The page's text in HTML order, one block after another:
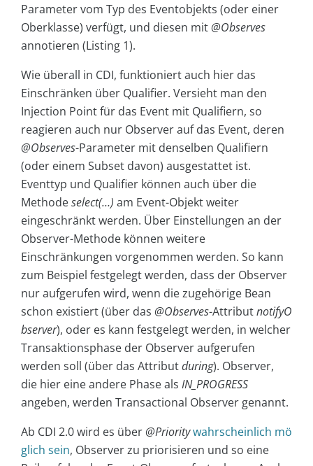
Parameter vom Typ des Eventobjekts (oder einer
Oberklasse) verfügt, und diesen mit@Observes
annotieren (Listing 1).
Wie überall in CDI, funktioniert auch hier das
Einschränken über Qualifier. Versieht man den
Injection Point für das Event mit Qualifiern, so
reagieren auch nur Observer auf das Event, deren
@Observes-Parameter mit denselben Qualifiern
(oder einem Subset davon) ausgestattet ist.
Eventtyp und Qualifier können auch über die
Methodeselect(…) am Event-Objekt weiter
eingeschränkt werden. Über Einstellungen an der
Observer-Methode können weitere
Einschränkungen vorgenommen werden. So kann
zum Beispiel festgelegt werden, dass der Observer
nur aufgerufen wird, wenn die zugehörige Bean
schon existiert (über das @Observes-AttributnotifyO
bserver), oder es kann festgelegt werden, in welcher
Transaktionsphase der Observer aufgerufen
werden soll (über das Attributduring). Observer,
die hier eine andere Phase als IN_PROGRESS
angeben, werden Transactional Observer genannt.
Ab CDI 2.0 wird es über@Prioritywahrscheinlich mö
glich sein, Observer zu priorisieren und so eine